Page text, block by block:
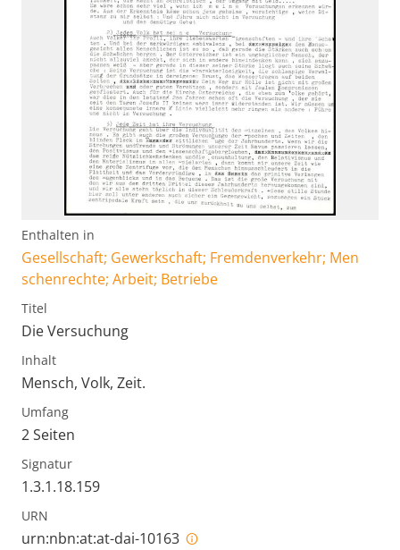
Enthalten in
Gesellschaft; Gewerkschaft; Fremdenverkehr; Men
schenrechte; Arbeit; Betriebe
Titel
Die Versuchung
Inhalt
Mensch, Volk, Zeit.
Umfang
2 Seiten
Signatur
1.3.1.18.159
URN
urn:nbn:at:at-dai-10163